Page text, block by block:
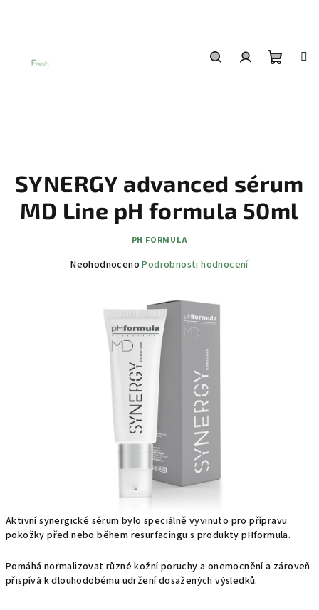
Aktivní synergické sérum bylo speciálně vyvinuto pro přípravu
pokožky před nebo během resurfacingu s produkty pHformula.
Pomáhá normalizovat různé kožní poruchy a onemocnění a zároveň
přispívá k dlouhodobému udržení dosažených výsledků.
SYNERGY advanced sérum
MD Line pH formula 50ml
PH FORMULA
Průměrné
Neohodnoceno Podrobnosti hodnocení